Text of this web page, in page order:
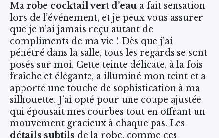
Ma robe cocktail vert d’eau a fait sensation
lors de l’événement, et je peux vous assurer
que je n’ai jamais reçu autant de
compliments de ma vie ! Dès que j’ai
pénétré dans la salle, tous les regards se sont
posés sur moi. Cette teinte délicate, à la fois
fraîche et élégante, a illuminé mon teint et a
apporté une touche de sophistication à ma
silhouette. J’ai opté pour une coupe ajustée
qui épousait mes courbes tout en offrant un
mouvement gracieux à chaque pas. Les
détails subtils de la robe, comme ces